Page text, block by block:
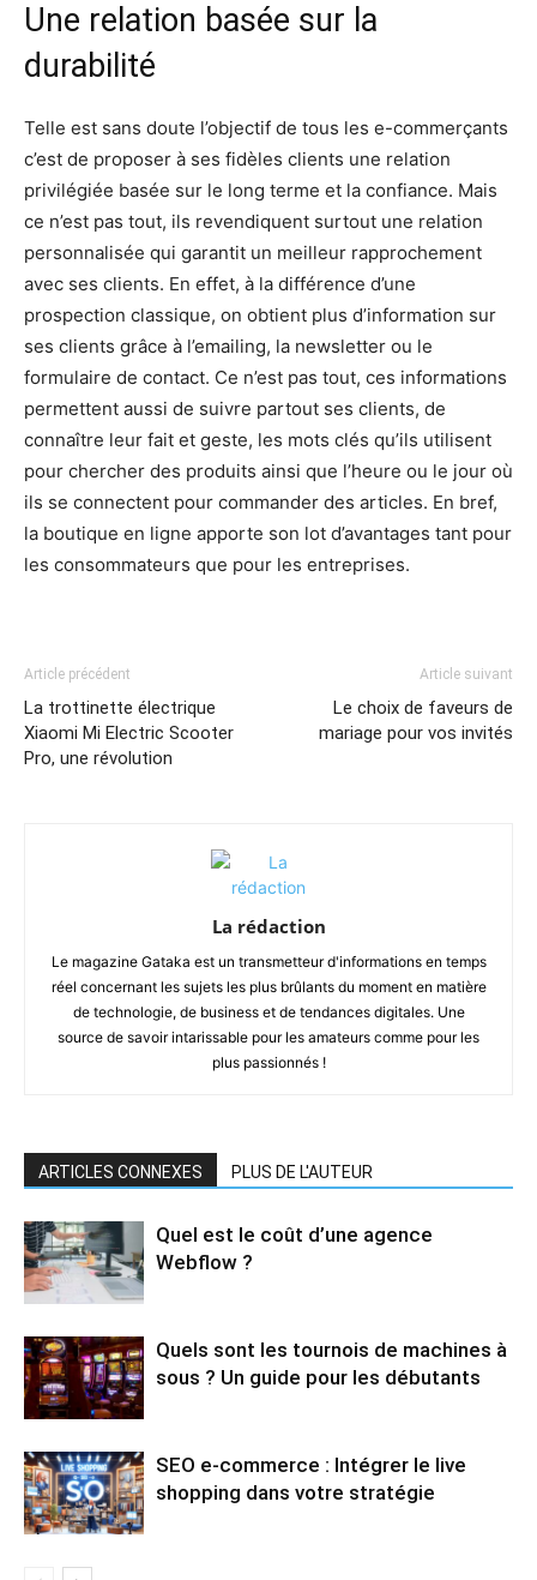
Une relation basée sur la
durabilité
Telle est sans doute l’objectif de tous les e-commerçants
c’est de proposer à ses fidèles clients une relation
privilégiée basée sur le long terme et la confiance. Mais
ce n’est pas tout, ils revendiquent surtout une relation
personnalisée qui garantit un meilleur rapprochement
avec ses clients. En effet, à la différence d’une
prospection classique, on obtient plus d’information sur
ses clients grâce à l’emailing, la newsletter ou le
formulaire de contact. Ce n’est pas tout, ces informations
permettent aussi de suivre partout ses clients, de
connaître leur fait et geste, les mots clés qu’ils utilisent
pour chercher des produits ainsi que l’heure ou le jour où
ils se connectent pour commander des articles. En bref,
la boutique en ligne apporte son lot d’avantages tant pour
les consommateurs que pour les entreprises.
Article précédent
La trottinette électrique
Xiaomi Mi Electric Scooter
Pro, une révolution
Article suivant
Le choix de faveurs de
mariage pour vos invités
La rédaction
Le magazine Gataka est un transmetteur d'informations en temps
réel concernant les sujets les plus brûlants du moment en matière
de technologie, de business et de tendances digitales. Une
source de savoir intarissable pour les amateurs comme pour les
plus passionnés !
ARTICLES CONNEXES PLUS DE L'AUTEUR
Quel est le coût d’une agence
Webflow ?
Quels sont les tournois de machines à
sous ? Un guide pour les débutants
SEO e-commerce : Intégrer le live
shopping dans votre stratégie